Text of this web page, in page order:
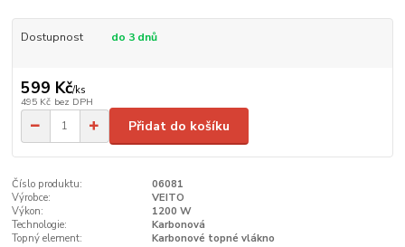
Dostupnost do 3 dnů
599 Kč/ks
495 Kč bez DPH
Přidat do košíku
Číslo produktu:
06081
Výrobce:
VEITO
Výkon:
1200 W
Technologie:
Karbonová
Topný element:
Karbonové topné vlákno